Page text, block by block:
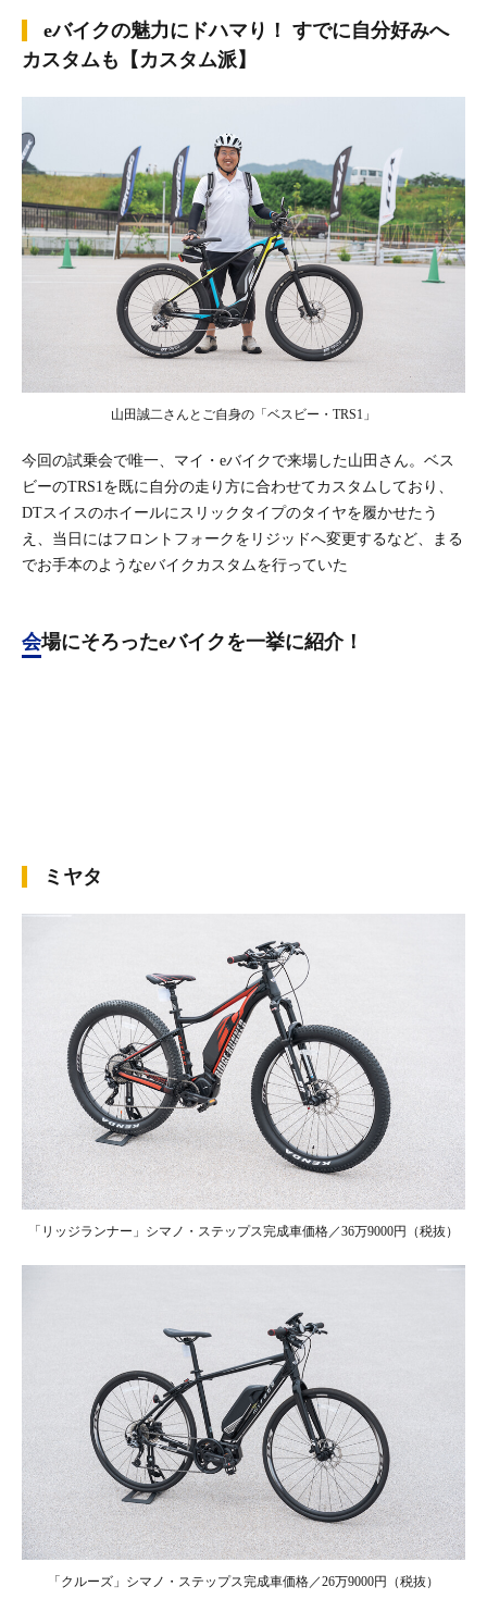
eバイクの魅力にドハマり！ すでに自分好みへ
カスタムも【カスタム派】
山田誠二さんとご自身の「ベスビー・TRS1」
今回の試乗会で唯一、マイ・eバイクで来場した山田さん。ベス
ビーのTRS1を既に自分の走り方に合わせてカスタムしており、
DTスイスのホイールにスリックタイプのタイヤを履かせたう
え、当日にはフロントフォークをリジッドへ変更するなど、まる
でお手本のようなeバイクカスタムを行っていた
会場にそろったeバイクを一挙に紹介！
ミヤタ
「リッジランナー」シマノ・ステップス完成車価格／36万9000円（税抜）
「クルーズ」シマノ・ステップス完成車価格／26万9000円（税抜）